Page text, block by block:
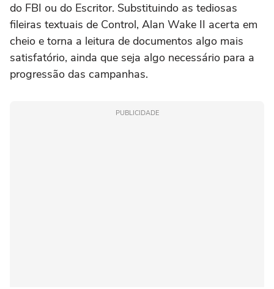
do FBI ou do Escritor. Substituindo as tediosas
fileiras textuais de Control, Alan Wake II acerta em
cheio e torna a leitura de documentos algo mais
satisfatório, ainda que seja algo necessário para a
progressão das campanhas.
PUBLICIDADE